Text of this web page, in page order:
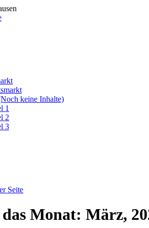
keine Inhalte)
1
2
3
Seite
Monat: März,